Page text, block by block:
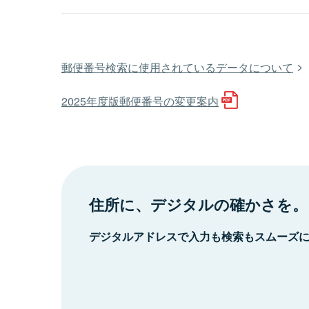
郵便番号検索に使用されているデータについて
2025年度版郵便番号の変更案内
住所に、デジタルの確かさを。
デジタルアドレスで入力も検索もスムーズ